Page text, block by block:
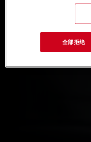
全部拒绝